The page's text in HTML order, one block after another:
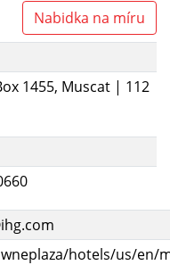
Nabidka na míru
1455, Muscat | 112
hotels/us/en/